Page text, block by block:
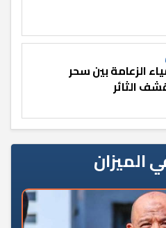
الزعامة بين سحر
الثائر
الميزان